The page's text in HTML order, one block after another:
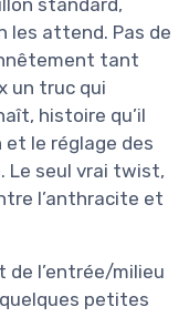
les attend. Pas de
tant
un truc qui
histoire qu’il
et le réglage des
Le seul vrai twist,
l’anthracite et
de l’entrée/milieu
petites